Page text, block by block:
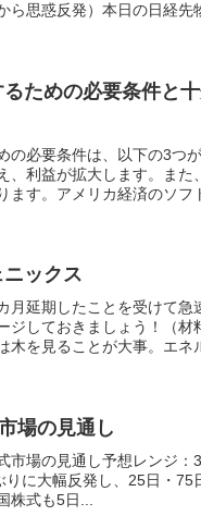
ら思惑反発）本日の日経先
ための必要条件と
の必要条件は、以下の3つ
、利益が拡大します。ま
ます。アメリカ経済のソフ
ックス
月延期したことを受けて
ジしておきましょう！（
木を見ることが大事。エネ
場の見通し
市場の見通し予想レンジ
に大幅反発し、25日・
株式も5日...